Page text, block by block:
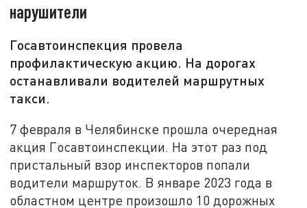
нарушители
Госавтоинспекция провела
профилактическую акцию. На дорогах
останавливали водителей маршрутных
такси.
7 февраля в Челябинске прошла очередная
акция Госавтоинспекции. На этот раз под
пристальный взор инспекторов попали
водители маршруток. В январе 2023 года в
областном центре произошло 10 дорожных